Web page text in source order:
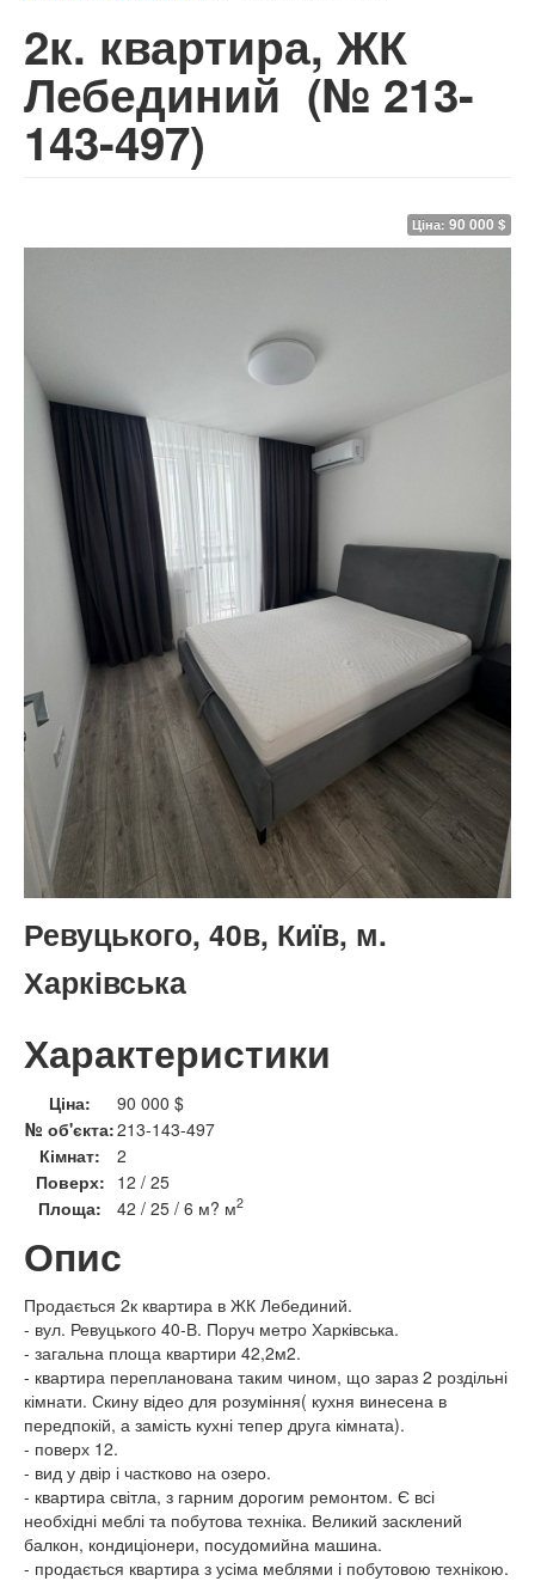
2к. квартира, ЖК
Лебединий (№ 213-
143-497)
Ціна: 90 000 $
Ревуцького, 40в, Київ, м.
Харківська
Характеристики
Ціна:
90 000 $
№ об'єкта:213-143-497
Кімнат:
2
Поверх: 12 / 25
Площа:
42 / 25 / 6 м? м2
Опис
Продається 2к квартира в ЖК Лебединий.
- вул. Ревуцького 40-В. Поруч метро Харківська.
- загальна площа квартири 42,2м2.
- квартира перепланована таким чином, що зараз 2 роздільні
кімнати. Скину відео для розуміння( кухня винесена в
передпокій, а замість кухні тепер друга кімната).
- поверх 12.
- вид у двір і частково на озеро.
- квартира світла, з гарним дорогим ремонтом. Є всі
необхідні меблі та побутова техніка. Великий засклений
балкон, кондиціонери, посудомийна машина.
- продається квартира з усіма меблями і побутовою технікою.